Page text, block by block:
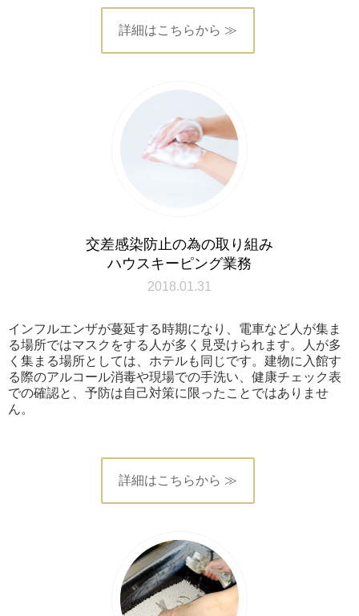
詳細はこちらから ≫
交差感染防止の為の取り組み
ハウスキーピング業務
2018.01.31
インフルエンザが蔓延する時期になり、電車など人が集ま
る場所ではマスクをする人が多く見受けられます。人が多
く集まる場所としては、ホテルも同じです。建物に入館す
る際のアルコール消毒や現場での手洗い、健康チェック表
での確認と、予防は自己対策に限ったことではありませ
ん。
詳細はこちらから ≫